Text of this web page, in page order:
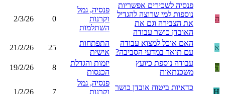
ה
פנסיה לשכירים אפשריות
נוספות למי שרוצה להגדיל
את הצבירה וגם את
האובדן כושר עבודה
פנסיה, גמל
וקרנות
השתלמות
0
2/3/26
א
האם אוכל למצוא עבודה
עם תואר במדעי הסביבה?
התפתחות
אישית
25
21/2/26
ה
עבודה נוספת כיועץ
משכנתאות
יזמות והגדלת
הכנסות
8
19/2/26
H
כדאיות ביטוח אובדן כושר
פנסיה, גמל
וקרנות
7
1/2/26